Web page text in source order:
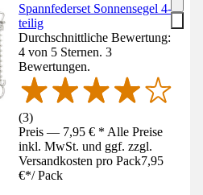
Spannfederset Sonnensegel 4-
teilig
Durchschnittliche Bewertung:
4 von 5 Sternen. 3
Bewertungen.
(3)
Preis — 7,95 € * Alle Preise
inkl. MwSt. und ggf. zzgl.
Versandkosten pro Pack7,95
€*/ Pack